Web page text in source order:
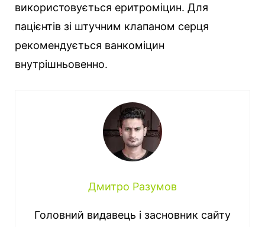
використовується еритроміцин. Для
пацієнтів зі штучним клапаном серця
рекомендується ванкоміцин
внутрішньовенно.
Дмитро Разумов
Головний видавець і засновник сайту